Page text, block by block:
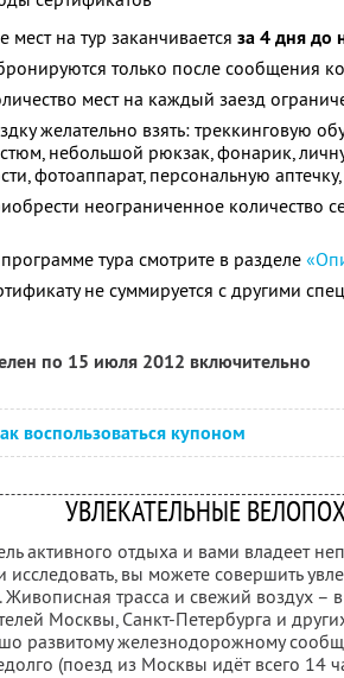
на тур заканчивается за 4 дня до
только после сообщения
мест на каждый заезд
желательно взять: треккинговую
небольшой рюкзак, фонарик,
фотоаппарат, персональную
неограниченное количество
тура смотрите в разделе
не суммируется с другими
по 15 июля 2012 включительно
воспользоваться купоном
УВЛЕКАТЕЛЬНЫЕ
активного отдыха и вами владеет
исследовать, вы можете совершить
Живописная трасса и свежий воздух –
Москвы, Санкт-Петербурга и
развитому железнодорожному
(поезд из Москвы идёт всего 14